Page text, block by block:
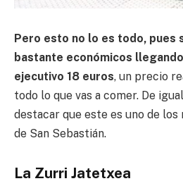
Pero esto no lo es todo, pues
bastante económicos
ejecutivo 18 euros, un precio
todo lo que vas a comer. De
destacar que este es uno de
de San Sebastián.
La Zurri Jatetxea